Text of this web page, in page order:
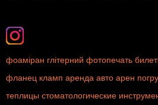
фоаміран глітерний фотопечать
фланец кламп аренда авто арен
теплицы стоматологические